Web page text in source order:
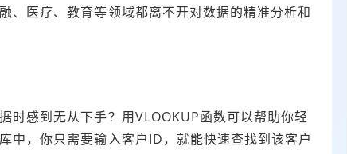
、医疗、教育等领域都离不开对数据的精准分析和
时感到无从下手？用VLOOKUP函数可以帮助你轻
中，你只需要输入客户ID，就能快速查找到该客户